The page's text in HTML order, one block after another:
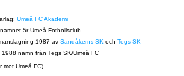
Umeå FC Akademi
är Umeå Fotbollsclub
1987 av Sandåkerns SK och Tegs SK
1988 namn från Tegs SK/Umeå FC
mot Umeå FC)